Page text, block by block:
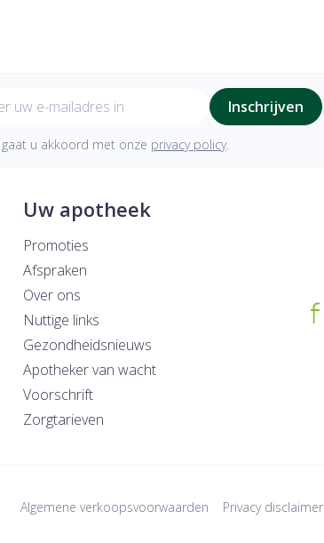
Inschrijven
u akkoord met onze privacy policy.
Uw apotheek
Promoties
Afspraken
Over ons
Nuttige links
Gezondheidsnieuws
Apotheker van wacht
Voorschrift
Zorgtarieven
Algemene verkoopsvoorwaarden Privacy disclaimer